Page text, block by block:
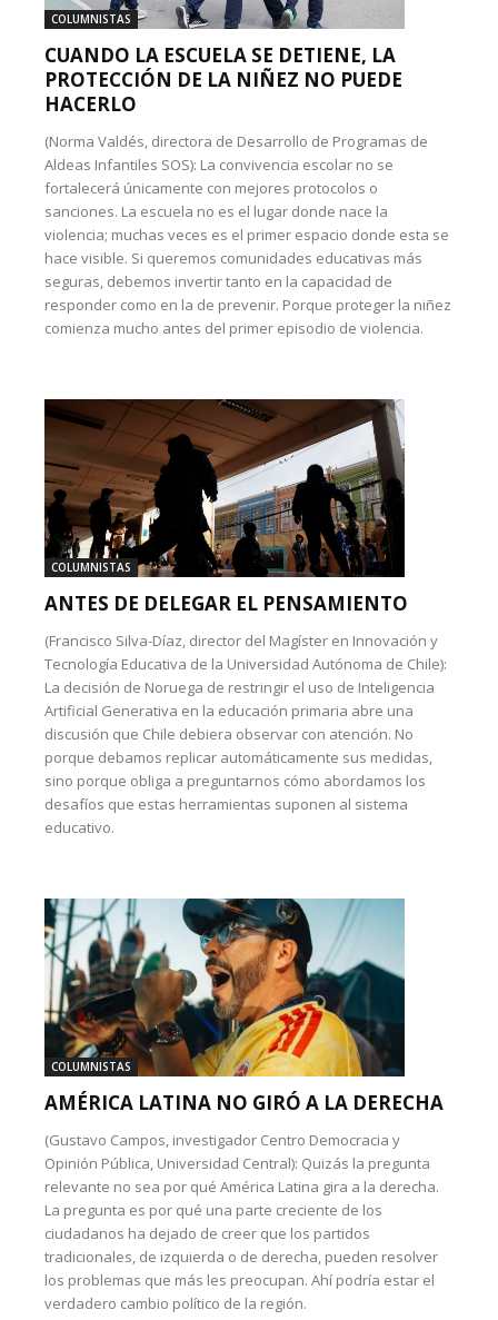
COLUMNISTAS
CUANDO LA ESCUELA SE DETIENE, LA
PROTECCIÓN DE LA NIÑEZ NO PUEDE
HACERLO
(Norma Valdés, directora de Desarrollo de Programas de
Aldeas Infantiles SOS): La convivencia escolar no se
fortalecerá únicamente con mejores protocolos o
sanciones. La escuela no es el lugar donde nace la
violencia; muchas veces es el primer espacio donde esta se
hace visible. Si queremos comunidades educativas más
seguras, debemos invertir tanto en la capacidad de
responder como en la de prevenir. Porque proteger la niñez
comienza mucho antes del primer episodio de violencia.
COLUMNISTAS
ANTES DE DELEGAR EL PENSAMIENTO
(Francisco Silva-Díaz, director del Magíster en Innovación y
Tecnología Educativa de la Universidad Autónoma de Chile):
La decisión de Noruega de restringir el uso de Inteligencia
Artificial Generativa en la educación primaria abre una
discusión que Chile debiera observar con atención. No
porque debamos replicar automáticamente sus medidas,
sino porque obliga a preguntarnos cómo abordamos los
desafíos que estas herramientas suponen al sistema
educativo.
COLUMNISTAS
AMÉRICA LATINA NO GIRÓ A LA DERECHA
(Gustavo Campos, investigador Centro Democracia y
Opinión Pública, Universidad Central): Quizás la pregunta
relevante no sea por qué América Latina gira a la derecha.
La pregunta es por qué una parte creciente de los
ciudadanos ha dejado de creer que los partidos
tradicionales, de izquierda o de derecha, pueden resolver
los problemas que más les preocupan. Ahí podría estar el
verdadero cambio político de la región.